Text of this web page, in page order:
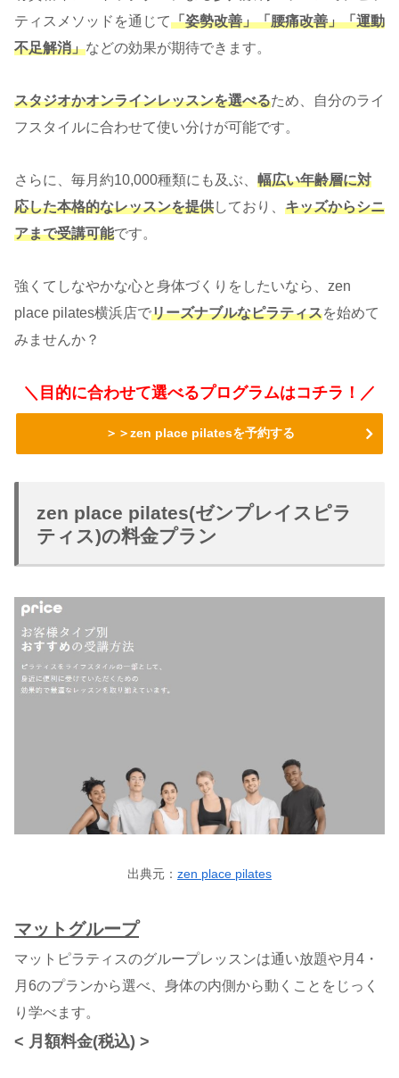
ティスメソッドを通じて「姿勢改善」「腰痛改善」「運動
不足解消」などの効果が期待できます。
スタジオかオンラインレッスンを選べるため、自分のライ
フスタイルに合わせて使い分けが可能です。
さらに、毎月約10,000種類にも及ぶ、 幅広い年齢層に対
応した本格的なレッスンを提供しており、 キッズからシニ
アまで受講可能です。
強くてしなやかな心と身体づくりをしたいなら、zen
place pilates横浜店でリーズナブルなピラティスを始めて
みませんか？
＼目的に合わせて選べるプログラムはコチラ！／
＞＞zen place pilatesを予約する
zen place pilates(ゼンプレイスピラ
ティス)の料金プラン
出典元： zen place pilates
マットグループ
マットピラティスのグループレッスンは通い放題や月4・
月6のプランから選べ、身体の内側から動くことをじっく
り学べます。
< 月額料金(税込) >